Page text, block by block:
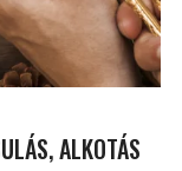
ALKOTÁS